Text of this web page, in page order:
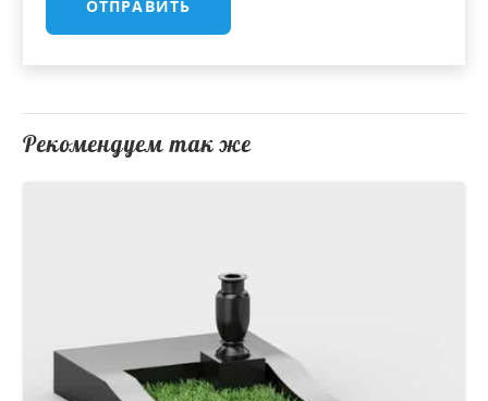
Рекомендуем так же